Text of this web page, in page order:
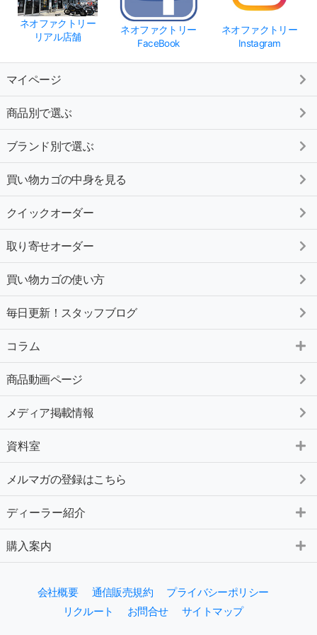
ネオファクトリー
リアル店舗
ネオファクトリー
FaceBook
ネオファクトリー
Instagram
マイページ
商品別で選ぶ
ブランド別で選ぶ
買い物カゴの中身を見る
クイックオーダー
取り寄せオーダー
買い物カゴの使い方
毎日更新！スタッフブログ
コラム
商品動画ページ
メディア掲載情報
資料室
メルマガの登録はこちら
ディーラー紹介
購入案内
会社概要 通信販売規約
プライバシーポリシー
リクルート
お問合せ サイトマップ